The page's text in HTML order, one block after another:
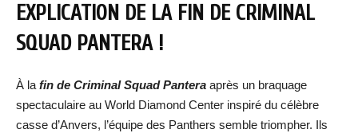
EXPLICATION DE LA FIN DE CRIMINAL
SQUAD PANTERA !
À la fin de Criminal Squad Pantera après un braquage
spectaculaire au World Diamond Center inspiré du célèbre
casse d’Anvers, l’équipe des Panthers semble triompher. Ils